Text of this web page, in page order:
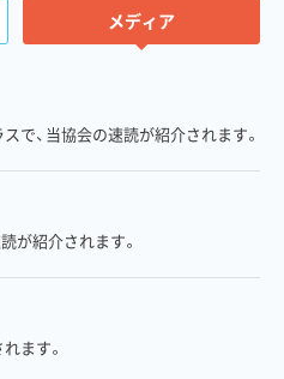
メディア
で、当協会の速読が紹介されます。
が紹介されます。
ます。